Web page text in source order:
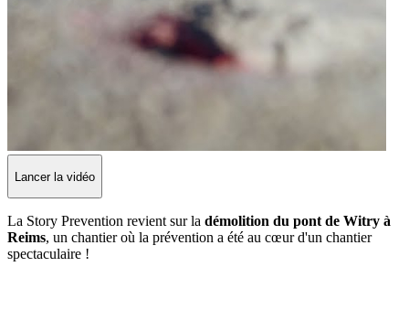
Lancer la vidéo
La Story Prevention revient sur la démolition du pont de Witry à
Reims, un chantier où la prévention a été au cœur d'un chantier
spectaculaire !